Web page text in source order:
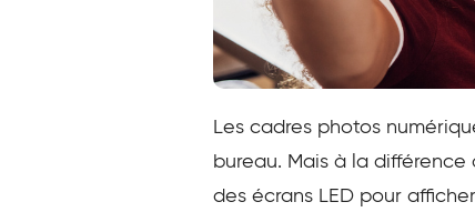
Les cadres photos
bureau. Mais à la
des écrans LED pour